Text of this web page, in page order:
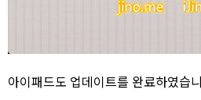
아이패드도 업데이트를 완료하였습